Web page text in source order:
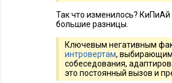
Ключевым негативным фактором в
выбирающим технические
адаптироваться и чувствовать
пребывание вне зоны комфорта для
преодолевать себя, чтобы стать
Так что изменилось?
большие разницы.
Ключевым негативным
интровертам, выбирающим
собеседования,
это постоянный вызов и